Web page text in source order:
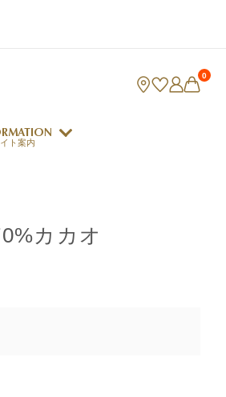
0
ラータ
ト案内
カカオ